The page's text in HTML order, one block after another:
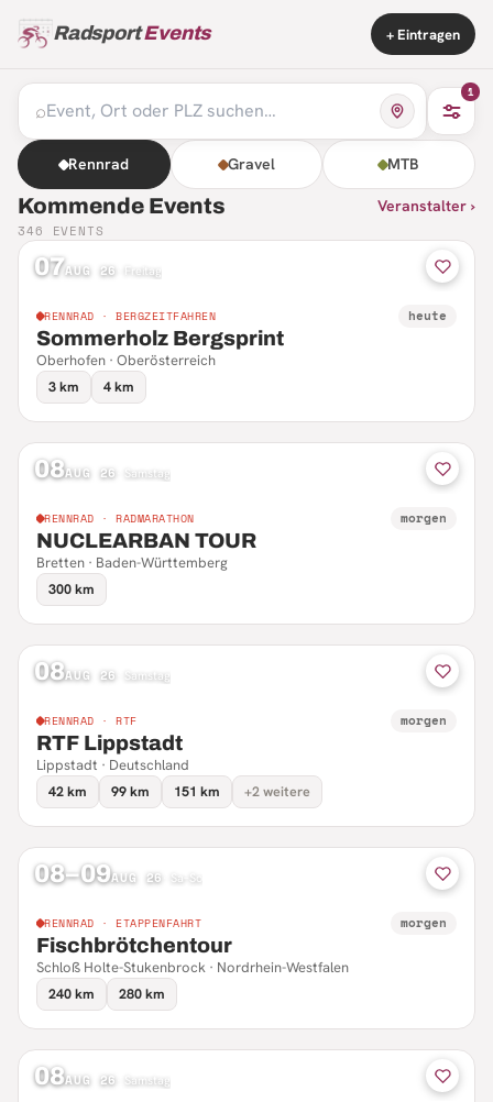
RadsportEvents + Eintragen
⌕
1
Rennrad Gravel MTB
Kommende Events Veranstalter ›
346 EVENTS
07AUG 26 Freitag
RENNRAD · BERGZEITFAHREN heute
Sommerholz Bergsprint
Oberhofen · Oberösterreich
3 km
4 km
08AUG 26 Samstag
RENNRAD · RADMARATHON morgen
NUCLEARBAN TOUR
Bretten · Baden-Württemberg
300 km
08AUG 26 Samstag
RENNRAD · RTF morgen
RTF Lippstadt
Lippstadt · Deutschland
42 km
99 km 151 km +2 weitere
08–09AUG 26 Sa–So
RENNRAD · ETAPPENFAHRT morgen
Fischbrötchentour
Schloß Holte-Stukenbrock · Nordrhein-Westfalen
240 km
280 km
08AUG 26 Samstag